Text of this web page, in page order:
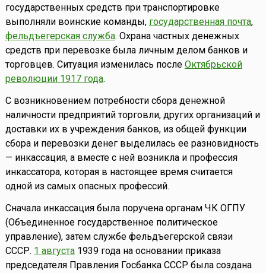
государственных средств при транспортировке
выполняли воинские команды, государственная почта,
фельдъегерская служба. Охрана частных денежных
средств при перевозке была личным делом банков и
торговцев. Ситуация изменилась после Октябрьской
революции 1917 года.
С возникновением потребности сбора денежной
наличности предприятий торговли, других организаций и
доставки их в учреждения банков, из общей функции
сбора и перевозки денег выделилась ее разновидность
— инкассация, а вместе с ней возникла и профессия
инкассатора, которая в настоящее время считается
одной из самых опасных профессий.
Сначала инкассация была поручена органам ЧК ОГПУ
(Объединенное государственное политическое
управление), затем службе фельдъегерской связи
СССР. 1 августа1939 года на основании приказа
председателя Правления Госбанка СССР была создана